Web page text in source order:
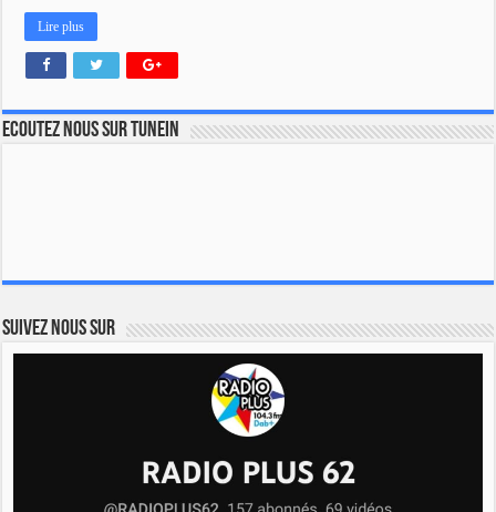
Lire plus
Ecoutez nous sur TuneIn
Suivez nous sur